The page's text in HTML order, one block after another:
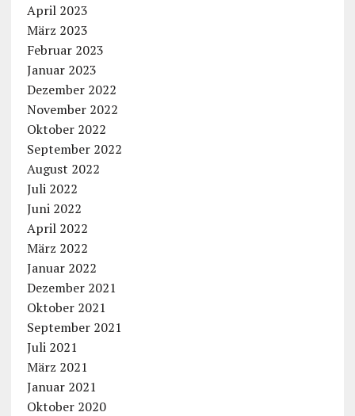
April 2023
März 2023
Februar 2023
Januar 2023
Dezember 2022
November 2022
Oktober 2022
September 2022
August 2022
Juli 2022
Juni 2022
April 2022
März 2022
Januar 2022
Dezember 2021
Oktober 2021
September 2021
Juli 2021
März 2021
Januar 2021
Oktober 2020